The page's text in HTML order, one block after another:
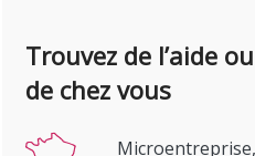
Trouvez de l’aide
de chez vous